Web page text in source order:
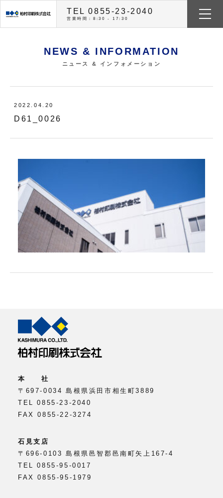
TEL 0855-23-2040
営業時間：8:30 - 17:30
NEWS & INFORMATION
ニュース & インフォメーション
D61_0026
2022.04.20
本 社
〒697-0034 島根県浜田市相生町3889
TEL 0855-23-2040
FAX 0855-22-3274
石見支店
〒696-0103 島根県邑智郡邑南町矢上167-4
TEL 0855-95-0017
FAX 0855-95-1979